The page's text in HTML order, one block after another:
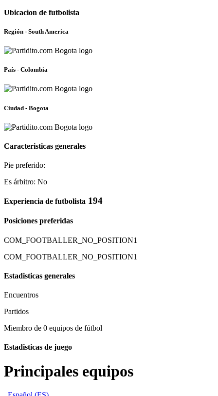
Ubicacion de futbolista
Región - South America
País - Colombia
Ciudad - Bogota
Caracteristicas generales
Pie preferido:
Es árbitro: No
Experiencia de futbolista 194
Posiciones preferidas
COM_FOOTBALLER_NO_POSITION1
COM_FOOTBALLER_NO_POSITION1
Estadisticas generales
Encuentros
Partidos
Miembro de 0 equipos de fútbol
Estadisticas de juego
Principales equipos